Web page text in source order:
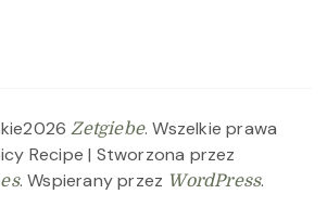
Zetgiebe. Wszelkie prawa
Recipe | Stworzona przez
. Wspierany przez WordPress.